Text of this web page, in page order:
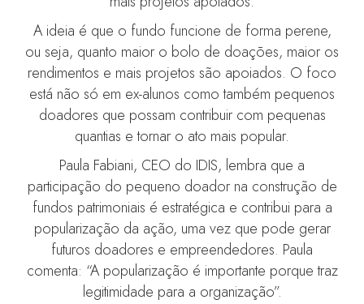
A ideia é que o fundo funcione de forma perene,
ou seja, quanto maior o bolo de doações, maior os
rendimentos e mais projetos são apoiados. O foco
está não só em ex-alunos como também pequenos
doadores que possam contribuir com pequenas
quantias e tornar o ato mais popular.
Paula Fabiani, CEO do IDIS, lembra que a
participação do pequeno doador na construção de
fundos patrimoniais é estratégica e contribui para a
popularização da ação, uma vez que pode gerar
futuros doadores e empreendedores. Paula
comenta: “A popularização é importante porque traz
legitimidade para a organização”.